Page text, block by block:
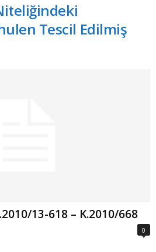
Tescil Edilmiş
13-618 – K.2010/668
0